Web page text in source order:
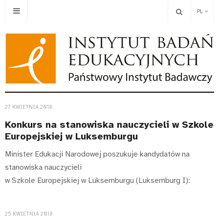
PL
27 KWIETNIA 2018
Konkurs na stanowiska nauczycieli w Szkole
Europejskiej w Luksemburgu
Minister Edukacji Narodowej poszukuje kandydatów na
stanowiska nauczycieli
w Szkole Europejskiej w Luksemburgu (Luksemburg I):
25 KWIETNIA 2018